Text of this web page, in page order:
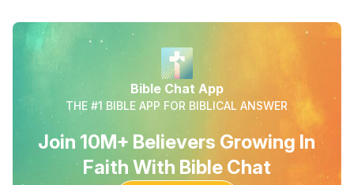
Bible Chat App
THE #1 BIBLE APP FOR BIBLICAL ANSWER
Join 10M+ Believers Growing In
Faith With Bible Chat